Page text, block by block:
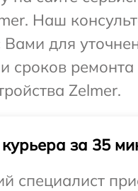
Наш
Вами для
сроков ремонта
Zelmer.
за 35
специалист